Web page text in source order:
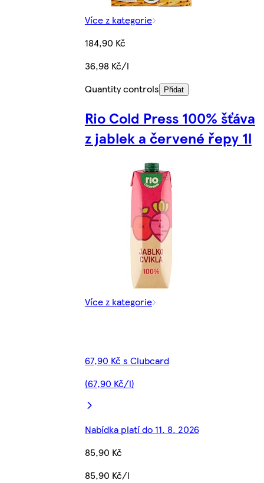
Více z kategorie
184,90 Kč
36,98 Kč/l
Quantity controls
Přidat
Rio Cold Press 100% šťáva
z jablek a červené řepy 1l
Více z kategorie
67,90 Kč s Clubcard
(67,90 Kč/l)
Nabídka platí do 11. 8. 2026
85,90 Kč
85,90 Kč/l